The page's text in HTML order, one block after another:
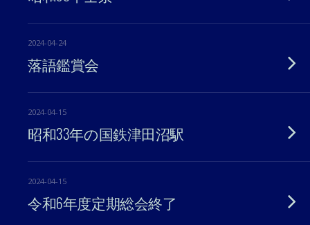
2024-04-24
落語鑑賞会
2024-04-15
昭和33年の国鉄津田沼駅
2024-04-15
令和6年度定期総会終了